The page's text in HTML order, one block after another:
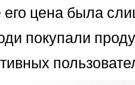
цена была
покупали